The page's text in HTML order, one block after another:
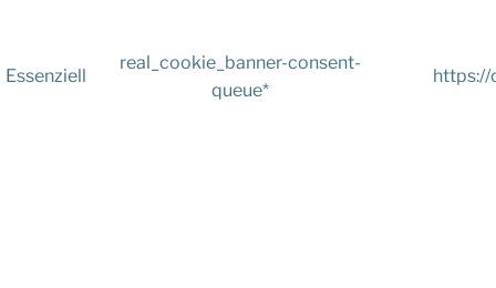
Essenziell
real_cookie_banner-consent-
queue*
https://